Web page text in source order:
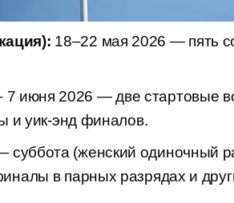
18–22 мая 2026 — пять
7 июня 2026 — две стартовые
и уик-энд финалов.
суббота (женский одиночный
в парных разрядах и